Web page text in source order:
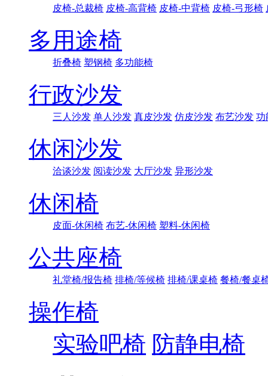
皮椅-总裁椅 皮椅-高背椅 皮椅-中背椅 皮椅-弓形椅
多用途椅
折叠椅 塑钢椅 多功能椅
行政沙发
三人沙发 单人沙发 真皮沙发 仿皮沙发 布艺沙发 功
休闲沙发
洽谈沙发 阅读沙发 大厅沙发 异形沙发
休闲椅
皮面-休闲椅 布艺-休闲椅 塑料-休闲椅
公共座椅
礼堂椅/报告椅 排椅/等候椅 排椅/课桌椅 餐椅/餐桌
操作椅
实验吧椅 防静电椅